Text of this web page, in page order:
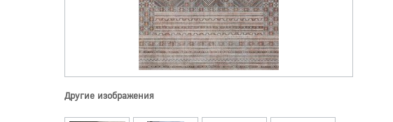
Другие изображения